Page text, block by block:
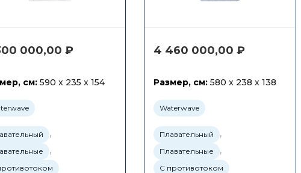
000,00 ₽
см:590 x 235 x 154
,
,
4 460 000,00 ₽
Размер, см:580 x 238 x 138
Waterwave
Плавательный ,
Плавательные ,
С противотоком